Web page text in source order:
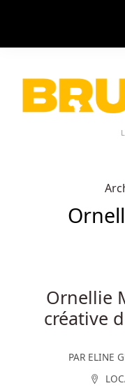
Ornellie
créative
PAR ELINE